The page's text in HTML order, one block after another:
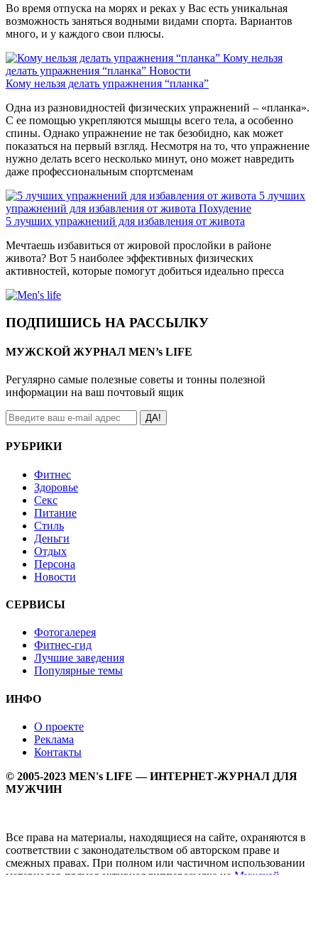
Во время отпуска на морях и реках у Вас есть уникальная
возможность заняться водными видами спорта. Вариантов
много, и у каждого свои плюсы.
Кому нельзя
делать упражнения “планка” Новости
Кому нельзя делать упражнения “планка”
Одна из разновидностей физических упражнений – «планка».
С ее помощью укрепляются мышцы всего тела, а особенно
спины. Однако упражнение не так безобидно, как может
показаться на первый взгляд. Несмотря на то, что упражнение
нужно делать всего несколько минут, оно может навредить
даже профессиональным спортсменам
5 лучших
упражнений для избавления от живота Похудение
5 лучших упражнений для избавления от живота
Мечтаешь избавиться от жировой прослойки в районе
живота? Вот 5 наиболее эффективных физических
активностей, которые помогут добиться идеально пресса
ПОДПИШИСЬ НА РАССЫЛКУ
МУЖСКОЙ ЖУРНАЛ MEN’s LIFE
Регулярно самые полезные советы и тонны полезной
информации на ваш почтовый ящик
ДА!
РУБРИКИ
Фитнес
Здоровье
Секс
Питание
Стиль
Деньги
Отдых
Персона
Новости
СЕРВИСЫ
Фотогалерея
Фитнес-гид
Лучшие заведения
Популярные темы
ИНФО
О проекте
Реклама
Контакты
© 2005-2023 MEN's LIFE — ИНТЕРНЕТ-ЖУРНАЛ ДЛЯ
МУЖЧИН
Все права на материалы, находящиеся на сайте, охраняются в
соответствии с законодательством об авторском праве и
смежных правах. При полном или частичном использовании
материалов прямая активная гипперссылка на Мужской